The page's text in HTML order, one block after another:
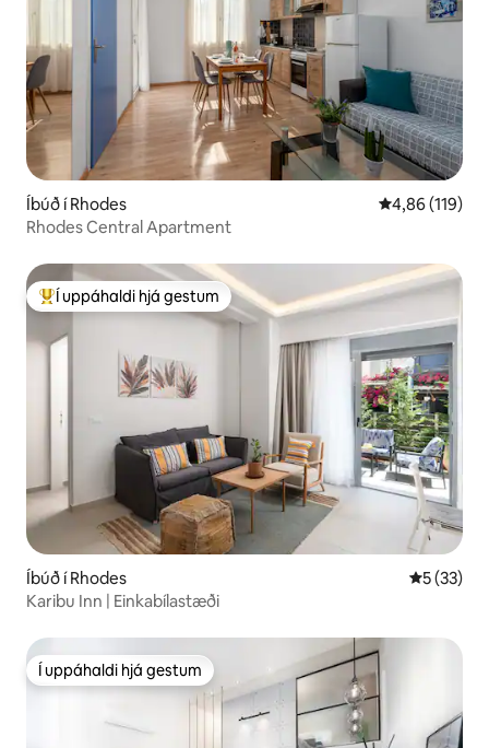
Íbúð í Rhodes 4,86 af 5 í
4,86 (119)
Rhodes Central Apartment
Í mestu uppáhaldi hjá gestum
Í uppáhaldi hjá gestum
Íbúð í Rhodes 5 af 5 í
5 (33)
Karibu Inn | Einkabílastæði
Í uppáhaldi hjá gestum
Í uppáhaldi hjá gestum